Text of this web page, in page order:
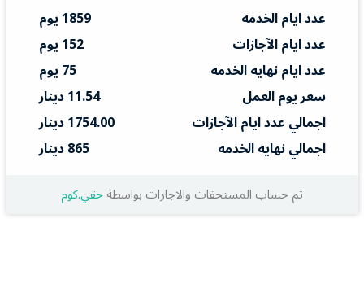
عدد ايام الخدمه
1859 يوم
عدد ايام الآجازات
152 يوم
عدد ايام نهايه الخدمه
75 يوم
سعر يوم العمل
11.54 دينار
اجمالي عدد ايام الآجازات
1754.00 دينار
اجمالي نهايه الخدمه
865 دينار
تم حساب المستحقات والاجارات بواسطةحقي.كوم